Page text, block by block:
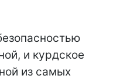
и курдское
из самых